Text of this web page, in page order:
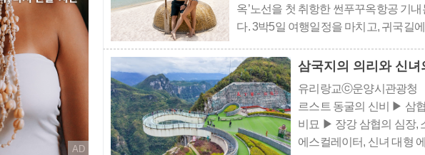
AD
옥’노선을 첫 취항한 썬푸꾸옥항공 기
다. 3박5일 여행일정을 마치고, 귀국길
5일도 다르지 않았다..
유리랑교ⓒ운양시관광청
르스트 동굴의 신비 ▶ 삼
비묘 ▶ 장강 삼협의 심장,
에스컬레이터, 신녀 대형